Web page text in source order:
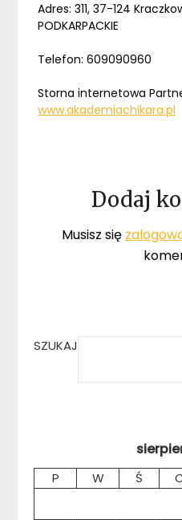
Adres: 311, 37-124
PODKARPACKIE
Telefon: 609090960
Storna internetowa
www.akademiachikara.pl
Dodaj
Musisz się
SZUKAJ
P W Ś